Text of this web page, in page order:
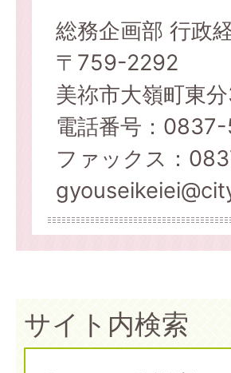
総務企画部 行政
〒759-2292
美祢市大嶺町東
電話番号：
ファックス：
サイト内検索